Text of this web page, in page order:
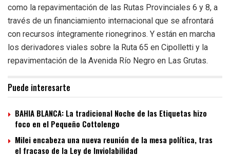
como la repavimentación de las Rutas Provinciales 6 y 8, a
través de un financiamiento internacional que se afrontará
con recursos íntegramente rionegrinos. Y están en marcha
los derivadores viales sobre la Ruta 65 en Cipolletti y la
repavimentación de la Avenida Río Negro en Las Grutas.
Puede interesarte
BAHIA BLANCA: La tradicional Noche de las Etiquetas hizo
foco en el Pequeño Cottolengo
Milei encabeza una nueva reunión de la mesa política, tras
el fracaso de la Ley de Inviolabilidad